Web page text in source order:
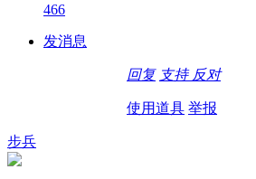
466
发消息
回复 支持 反对
使用道具 举报
步兵